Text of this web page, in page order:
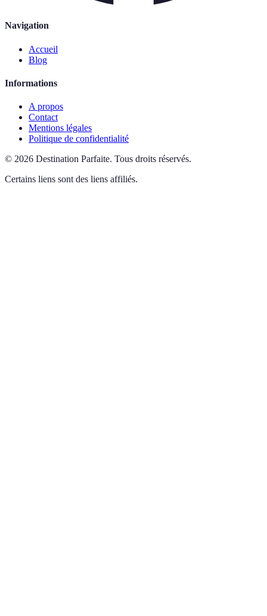
Navigation
Accueil
Blog
Informations
A propos
Contact
Mentions légales
Politique de confidentialité
© 2026 Destination Parfaite. Tous droits réservés.
Certains liens sont des liens affiliés.